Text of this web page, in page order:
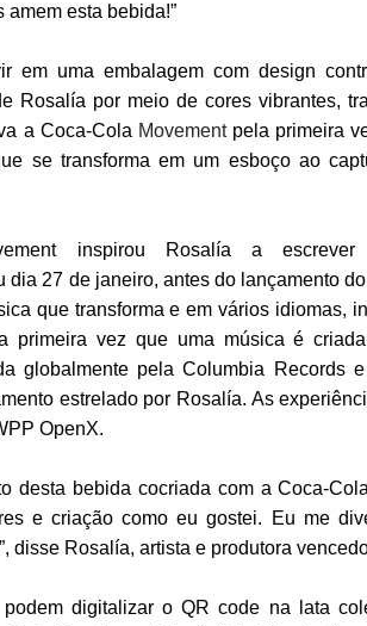
amem esta bebida!”
em uma embalagem com design
Rosalía por meio de cores vibrantes,
a Coca-Cola Movementpela primeira
se transforma em um esboço ao
inspirou Rosalía a
dia 27 de janeiro, antes do lançamento
que transforma e em vários idiomas,
primeira vez que uma música é
globalmente pela Columbia Records
estrelado por Rosalía. As
OpenX.
desta bebida cocriada com a Coca-
e criação como eu gostei. Eu me
disse Rosalía, artista e produtora
digitalizar o QR code na lata